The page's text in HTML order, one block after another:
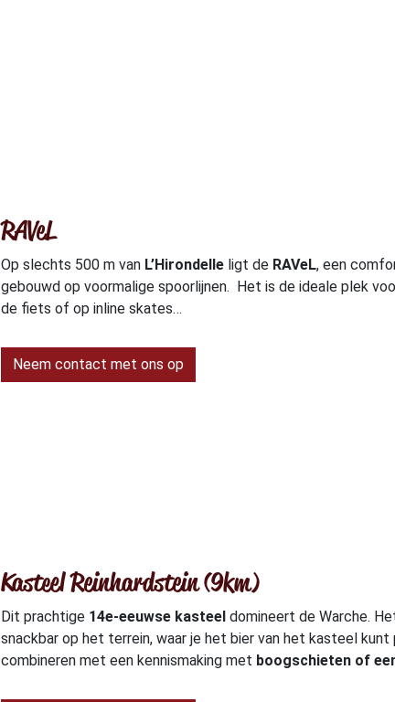
RAVeL
Op slechts 500 m van L’Hirondelle ligt de RAVeL, een
gebouwd op voormalige spoorlijnen. Het is de ideale plek
de fiets of op inline skates…
Neem contact met ons op
Kasteel Reinhardstein (9km)
Dit prachtige 14e-eeuwse kasteel domineert de Warche.
snackbar op het terrein, waar je het bier van het kasteel kunt
combineren met een kennismaking met boogschieten of